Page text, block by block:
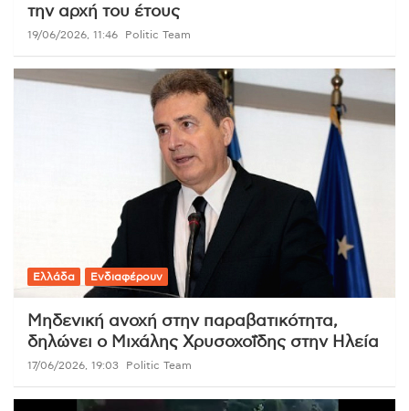
την αρχή του έτους
19/06/2026, 11:46 Politic Team
Ελλάδα Ενδιαφέρουν
Μηδενική ανοχή στην παραβατικότητα,
δηλώνει ο Μιχάλης Χρυσοχοΐδης στην Ηλεία
17/06/2026, 19:03 Politic Team